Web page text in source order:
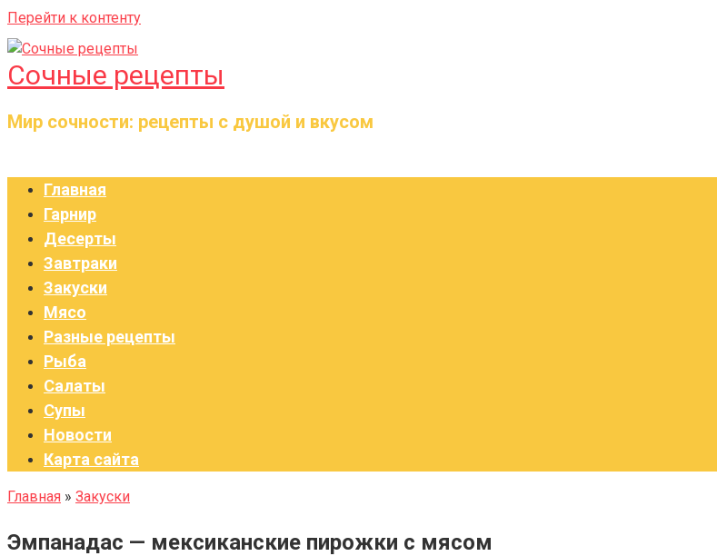
Перейти к контенту
Сочные рецепты
Мир сочности: рецепты с душой и вкусом
Главная
Гарнир
Десерты
Завтраки
Закуски
Мясо
Разные рецепты
Рыба
Салаты
Супы
Новости
Карта сайта
Главная » Закуски
Эмпанадас — мексиканские пирожки с мясом